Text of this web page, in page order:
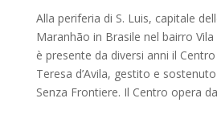
Alla periferia di S. Luis, capitale
Maranhão in Brasile nel bairro
è presente da diversi anni il
Teresa d’Avila, gestito e
Senza Frontiere. Il Centro opera